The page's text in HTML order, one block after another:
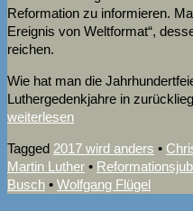
Reformation zu informieren.
Ereignis von Weltformat“,
reichen.
Wie hat man die
Luthergedenkjahre in
weiterlesen
Tagged 2017 wird anders •
Martin Luther •
Busch • Wolfgang Flügel